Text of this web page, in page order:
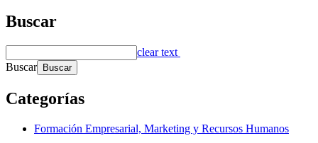
Buscar
clear text
Buscar
Categorías
Formación Empresarial, Marketing y Recursos Humanos